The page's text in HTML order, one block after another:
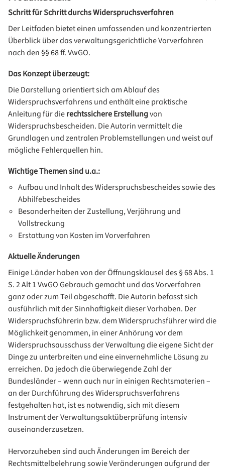
Schritt für Schritt durchs Widerspruchsverfahren
Der Leitfaden bietet einen umfassenden und konzentrierten
Überblick über das verwaltungsgerichtliche Vorverfahren
nach den §§ 68 ff. VwGO.
Das Konzept überzeugt:
Die Darstellung orientiert sich am Ablauf des
Widerspruchsverfahrens und enthält eine praktische
Anleitung für dierechtssichere Erstellungvon
Widerspruchsbescheiden. Die Autorin vermittelt die
Grundlagen und zentralen Problemstellungen und weist auf
mögliche Fehlerquellen hin.
Wichtige Themen sind u.a.:
Aufbau und Inhalt des Widerspruchsbescheides sowie des
Abhilfebescheides
Besonderheiten der Zustellung, Verjährung und
Vollstreckung
Erstattung von Kosten im Vorverfahren
Aktuelle Änderungen
Einige Länder haben von der Öffnungsklausel des § 68 Abs. 1
S. 2 Alt 1 VwGO Gebrauch gemacht und das Vorverfahren
ganz oder zum Teil abgeschafft. Die Autorin befasst sich
ausführlich mit der Sinnhaftigkeit dieser Vorhaben. Der
Widerspruchsführerin bzw. dem Widerspruchsführer wird die
Möglichkeit genommen, in einer Anhörung vor dem
Widerspruchsausschuss der Verwaltung die eigene Sicht der
Dinge zu unterbreiten und eine einvernehmliche Lösung zu
erreichen. Da jedoch die überwiegende Zahl der
Bundesländer – wenn auch nur in einigen Rechtsmaterien –
an der Durchführung des Widerspruchsverfahrens
festgehalten hat, ist es notwendig, sich mit diesem
Instrument der Verwaltungsaktüberprüfung intensiv
auseinanderzusetzen.
Hervorzuheben sind auch Änderungen im Bereich der
Rechtsmittelbelehrung sowie Veränderungen aufgrund der